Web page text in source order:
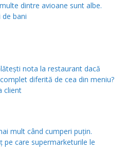
dintre avioane sunt albe.
de bani
nota la restaurant dacă
diferită de cea din meniu?
client
mult când cumperi puțin.
pe care supermarketurile le